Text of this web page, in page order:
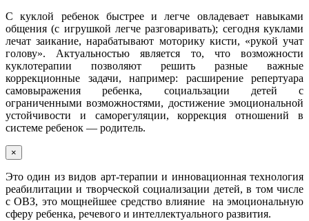
С куклой ребенок быстрее и легче овладевает навыками
общения (с игрушкой легче разговаривать); сегодня куклами
лечат заикание, нарабатывают моторику кисти, «рукой учат
голову». Актуальностью является то, что возможности
куклотерапии позволяют решить разные важные
коррекционные задачи, например: расширение репертуара
самовыражения ребенка, социальзации детей с
ограниченными возможностями, достижение эмоциональной
устойчивости и саморегуляции, коррекция отношений в
системе ребенок — родитель.
×
Это один из видов арт-терапии и инновационная технология
реабилитации и творческой социализации детей, в том числе
с ОВЗ, это мощнейшее средство влияние на эмоциональную
сферу ребенка, речевого и интеллектуального развития.